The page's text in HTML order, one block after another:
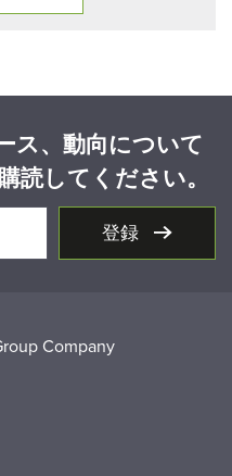
ス、動向について
読してください。
登録
Company